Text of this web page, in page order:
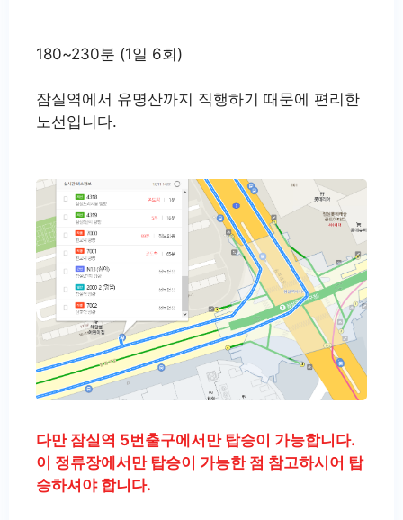
180~230분 (1일 6회)
잠실역에서 유명산까지 직행하기 때문에 편리한
노선입니다.
다만 잠실역 5번출구에서만 탑승이 가능합니다.
이 정류장에서만 탑승이 가능한 점 참고하시어 탑
승하셔야 합니다.